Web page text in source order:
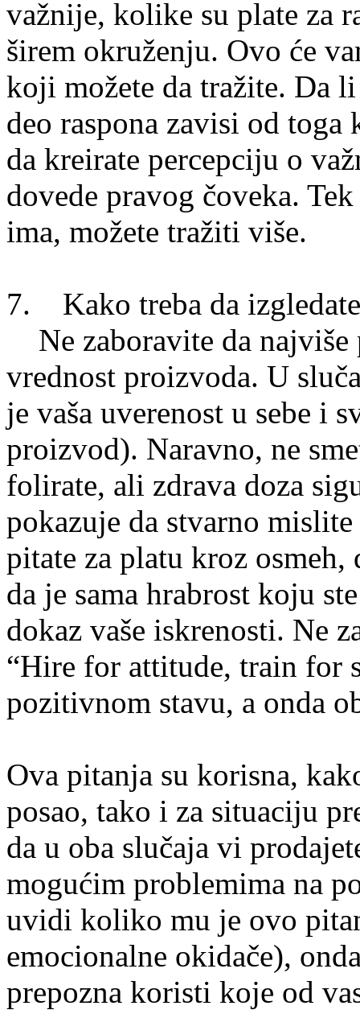
važnije, kolike su plate za
širem okruženju. Ovo će
koji možete da tražite. Da
deo raspona zavisi od
da kreirate percepciju o
dovede pravog čoveka.
ima, možete tražiti više.
7. Kako treba da
Ne zaboravite da najviše
vrednost proizvoda. U
je vaša uverenost u sebe i
proizvod). Naravno, ne
folirate, ali zdrava doza
pokazuje da stvarno
pitate za platu kroz osmeh,
da je sama hrabrost koju
dokaz vaše iskrenosti. Ne
“Hire for attitude, train for
pozitivnom stavu, a onda
Ova pitanja su korisna,
posao, tako i za situaciju
da u oba slučaja vi
mogućim problemima na
uvidi koliko mu je ovo
emocionalne okidače),
prepozna koristi koje od